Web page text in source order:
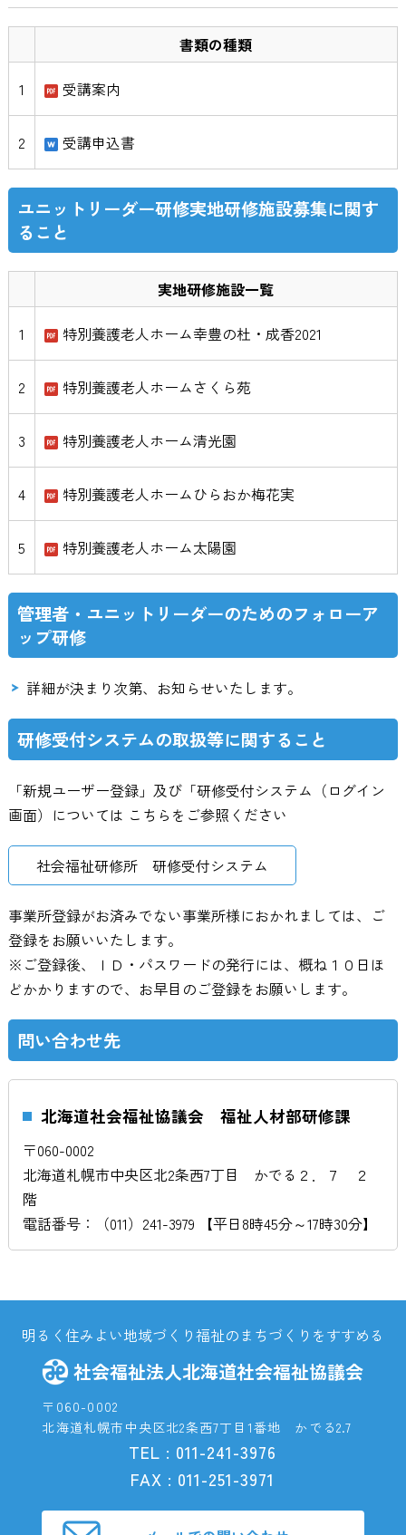
書類の種類
1 受講案内
2 受講申込書
ユニットリーダー研修実地研修施設募集に関す
ること
実地研修施設一覧
1 特別養護老人ホーム幸豊の杜・成香2021
2 特別養護老人ホームさくら苑
3 特別養護老人ホーム清光園
4 特別養護老人ホームひらおか梅花実
5 特別養護老人ホーム太陽園
管理者・ユニットリーダーのためのフォローア
ップ研修
詳細が決まり次第、お知らせいたします。
研修受付システムの取扱等に関すること
「新規ユーザー登録」及び「研修受付システム（ログイン
画面）については こちらをご参照ください
社会福祉研修所 研修受付システム
事業所登録がお済みでない事業所様におかれましては、ご
登録をお願いいたします。
※ご登録後、ＩＤ・パスワードの発行には、概ね１０日ほ
どかかりますので、お早目のご登録をお願いします。
問い合わせ先
北海道社会福祉協議会 福祉人材部研修課
〒060-0002
北海道札幌市中央区北2条西7丁目 かでる２．７ ２
階
電話番号：（011）241-3979 【平日8時45分～17時30分】
明るく住みよい地域づくり福祉のまちづくりをすすめる
社会福祉法人北海道社会福祉協議会
〒060-0002
北海道札幌市中央区北2条西7丁目1番地 かでる2.7
TEL : 011-241-3976
FAX : 011-251-3971